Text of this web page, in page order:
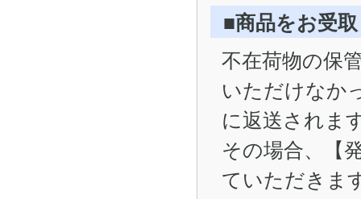
■商品をお受
不在荷物の保
いただけなか
に返送されま
その場合、【
ていただきま